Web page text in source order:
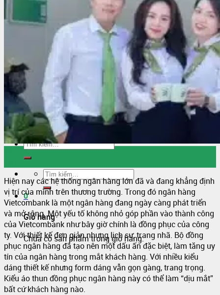
Đồng Phục Công Nhân
In Áo Đồng Phục
May Áo Thun Quảng Cáo – Áo Thun Sự Kiện
Sỉ Áo Thun
Áo thun trơn giá sỉ
Áo Thun Cotton Sỉ
Sỉ áo thun Polo giá sỉ
Sỉ áo thun cá sấu giá rẻ
Sỉ áo thun tay lỡ
Áo thun trơn trắng
Sỉ Áo Thun 4 Chiều
Liên Hệ
0
Giỏ hàng
Chưa có sản phẩm trong giỏ hàng.
Hiện nay các hệ thống ngân hàng lớn đã và đang khẳng định
vị trí của mình trên thương trường. Trong đó ngân hàng
Vietcombank là một ngân hàng đang ngày càng phát triển
và mở rộng. Một yếu tố không nhỏ góp phần vào thành công
của Vietcombank như bây giờ chính là đồng phục của công
ty. Với thiết kế đơn giản nhưng lịch sự, trang nhã. Bộ đồng
phục ngân hàng đã tạo nên một dấu ấn đặc biệt, làm tăng uy
tín của ngân hàng trong mắt khách hàng. Với nhiều kiểu
dáng thiết kế nhưng form dáng vẫn gọn gàng, trang trọng.
Kiểu áo thun đồng phục ngân hàng này có thể làm “dịu mắt”
bất cứ khách hàng nào.